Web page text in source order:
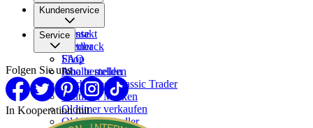
Über uns
Karriere
Presse
Partner
Kundenservice
Kontakt
Feedback
FAQ
Inhalte melden
Service
Shop
Abo bestellen
Werben bei Classic Trader
Oldtimer Marken
Oldtimer verkaufen
Oldtimer Händler
Folgen Sie uns
In Kooperation mit